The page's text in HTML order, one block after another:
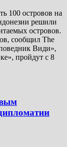
100 островов на
решили
островов.
сообщил The
Види»,
пройдут с 8